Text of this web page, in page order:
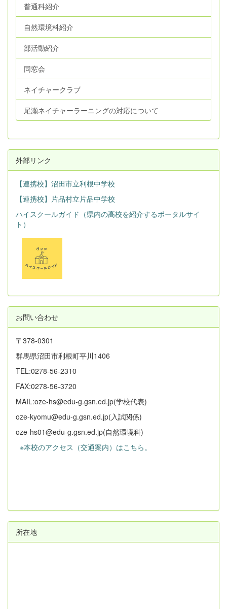
普通科紹介
自然環境科紹介
部活動紹介
同窓会
ネイチャークラブ
尾瀬ネイチャーラーニングの対応について
外部リンク
【連携校】沼田市立利根中学校
【連携校】片品村立片品中学校
ハイスクールガイド（県内の高校を紹介するポータルサイ
ト）
お問い合わせ
〒378-0301
群馬県沼田市利根町平川1406
TEL:0278-56-2310
FAX:0278-56-3720
MAIL:oze-hs@edu-g.gsn.ed.jp(学校代表)
oze-kyomu@edu-g.gsn.ed.jp(入試関係)
oze-hs01@edu-g.gsn.ed.jp(自然環境科)
※本校のアクセス（交通案内）はこちら。
所在地